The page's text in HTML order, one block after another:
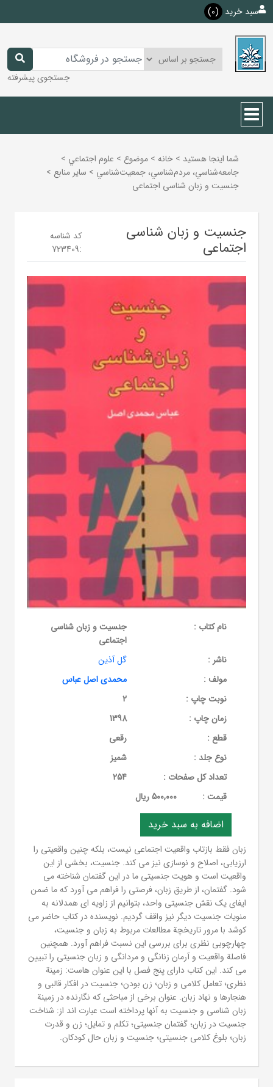
سبد خرید (0)
جستجوی پیشرفته
شما اینجا هستید > خانه > موضوع > علوم اجتماعي >
جامعه‌شناسي، مردم‌شناسي، جمعيت‌شناسي > ساير منابع >
جنسیت و زبان شناسی اجتماعی
جنسیت و زبان شناسی
اجتماعی
کد شناسه
:
723409
نام کتاب :
جنسیت و زبان شناسی
اجتماعی
ناشر :
گل آذین
مولف :
محمدی اصل عباس
نوبت چاپ :
2
زمان چاپ :
1398
قطع :
رقعی
نوع جلد :
شمیز
تعداد کل صفحات :
254
قيمت :
500,000 ریال
زبان فقط بازتاب واقعیت اجتماعی نیست، بلکه چنین واقعیتی را
ارزیابی، اصلاح و نوسازی نیز می کند. جنسیت، بخشی از این
واقعیت است و هویت جنسیتی ما در این گفتمان شناخته می
شود. گفتمان، از طریق زبان، فرصتی را فراهم می آورد که ما ضمن
ایفای یک نقش جنسیتی واحد، بتوانیم از زاویه ای همدلانه به
منویات جنسیت دیگر نیز واقف گردیم. نویسنده در کتاب حاضر می
کوشد با مرور تاریخچة مطالعات مربوط به زبان و جنسیت،
چهارچوبی نظری برای بررسی این نسبت فراهم آورد. همچنین
فاصلة واقعیت و آرمان زنانگی و مردانگی و زبان جنسیتی را تبیین
می کند. این کتاب دارای پنج فصل با این عنوان هاست: زمینة
نظری؛ تعامل کلامی و زبان؛ زن بودن؛ جنسیت در افکار قالبی و
هنجارها و نهاد زبان. عنوان برخی از مباحثی که نگارنده در زمینة
زبان شناسی و جنسیت به آنها پرداخته است عبارت اند از: شناخت
جنسیت در زبان؛ گفتمان جنسیتی؛ تکلم و تمایل؛ زن و قدرت
زبان؛ بلوغ کلامی جنسیتی؛ جنسیت و زبان حال کودکان.